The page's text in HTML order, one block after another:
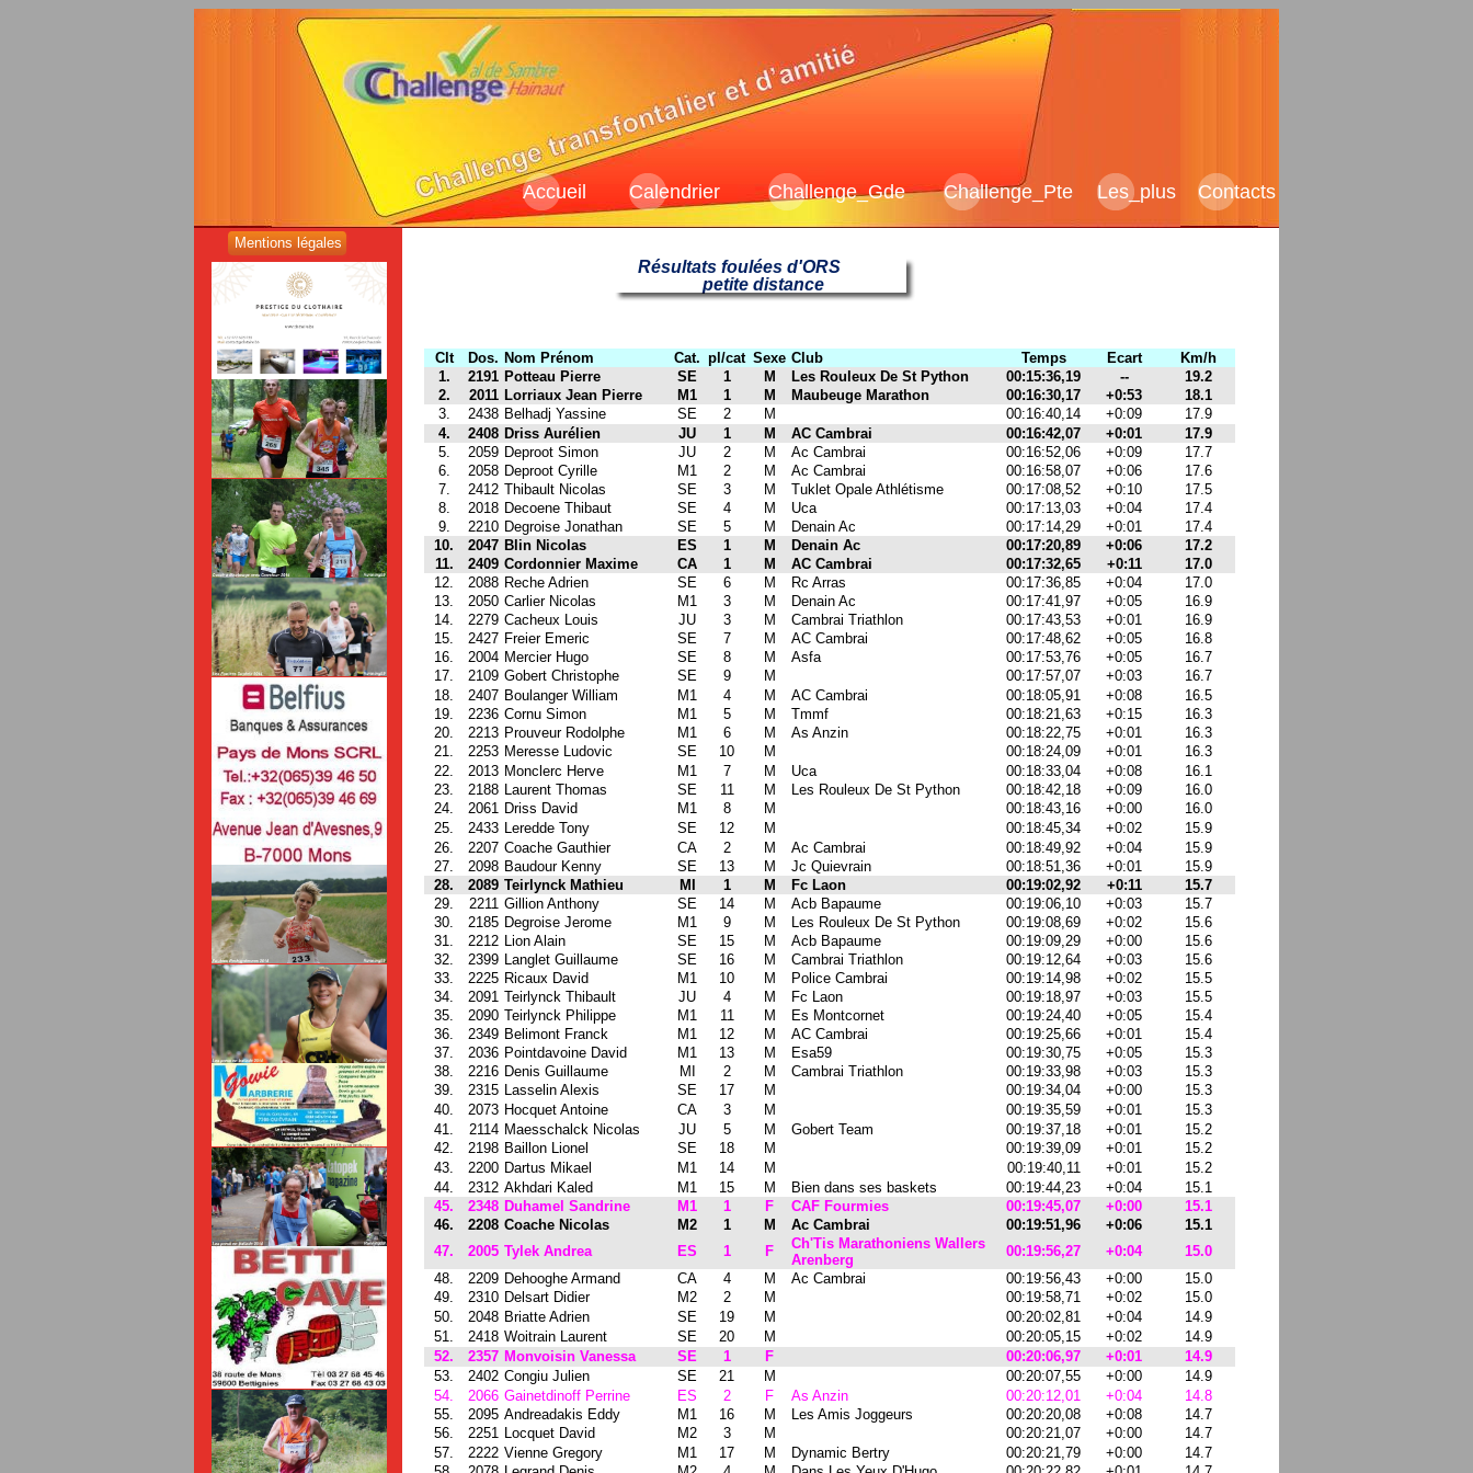
Accueil Calendrier Challenge_Gde Challenge_Pte Les _ plus Contacts
Mentions légales
Résultats foulées d'ORS
petite distance
Clt Dos. Nom Prénom Cat. pl/cat Sexe Club Temps Ecart
Km/h
1.
2191 Potteau Pierre SE 1 M Les Rouleux De St Python 00:15:36,19 --
19.2
2.
2011 Lorriaux Jean Pierre M1 1 M Maubeuge Marathon 00:16:30,17 +0:53
18.1
3.
2438 Belhadj Yassine SE 2 M 00:16:40,14 +0:09
17.9
4.
2408 Driss Aurélien JU 1 M AC Cambrai 00:16:42,07 +0:01
17.9
5.
2059 Deproot Simon JU 2 M Ac Cambrai 00:16:52,06 +0:09
17.7
6.
2058 Deproot Cyrille M1 2 M Ac Cambrai 00:16:58,07 +0:06
17.6
7.
2412 Thibault Nicolas SE 3 M Tuklet Opale Athlétisme 00:17:08,52 +0:10
17.5
8.
2018 Decoene Thibaut SE 4 M Uca 00:17:13,03 +0:04
17.4
9.
2210 Degroise Jonathan SE 5 M Denain Ac 00:17:14,29 +0:01
17.4
10.
2047 Blin Nicolas ES 1 M Denain Ac 00:17:20,89 +0:06
17.2
11.
2409 Cordonnier Maxime CA 1 M AC Cambrai 00:17:32,65 +0:11
17.0
12.
2088 Reche Adrien SE 6 M Rc Arras 00:17:36,85 +0:04
17.0
13.
2050 Carlier Nicolas M1 3 M Denain Ac 00:17:41,97 +0:05
16.9
14.
2279 Cacheux Louis JU 3 M Cambrai Triathlon 00:17:43,53 +0:01
16.9
15.
2427 Freier Emeric SE 7 M AC Cambrai 00:17:48,62 +0:05
16.8
16.
2004 Mercier Hugo SE 8 M Asfa 00:17:53,76 +0:05
16.7
17.
2109 Gobert Christophe SE 9 M 00:17:57,07 +0:03
16.7
18.
2407 Boulanger William M1 4 M AC Cambrai 00:18:05,91 +0:08
16.5
19.
2236 Cornu Simon M1 5 M Tmmf 00:18:21,63 +0:15
16.3
20.
2213 Prouveur Rodolphe M1 6 M As Anzin 00:18:22,75 +0:01
16.3
21.
2253 Meresse Ludovic SE 10 M 00:18:24,09 +0:01
16.3
22.
2013 Monclerc Herve M1 7 M Uca 00:18:33,04 +0:08
16.1
23.
2188 Laurent Thomas SE 11 M Les Rouleux De St Python 00:18:42,18 +0:09
16.0
24.
2061 Driss David M1 8 M 00:18:43,16 +0:00
16.0
25.
2433 Leredde Tony SE 12 M 00:18:45,34 +0:02
15.9
26.
2207 Coache Gauthier CA 2 M Ac Cambrai 00:18:49,92 +0:04
15.9
27.
2098 Baudour Kenny SE 13 M Jc Quievrain 00:18:51,36 +0:01
15.9
28.
2089 Teirlynck Mathieu MI 1 M Fc Laon 00:19:02,92 +0:11
15.7
29.
2211 Gillion Anthony SE 14 M Acb Bapaume 00:19:06,10 +0:03
15.7
30.
2185 Degroise Jerome M1 9 M Les Rouleux De St Python 00:19:08,69 +0:02
15.6
31.
2212 Lion Alain SE 15 M Acb Bapaume 00:19:09,29 +0:00
15.6
32.
2399 Langlet Guillaume SE 16 M Cambrai Triathlon 00:19:12,64 +0:03
15.6
33.
2225 Ricaux David M1 10 M Police Cambrai 00:19:14,98 +0:02
15.5
34.
2091 Teirlynck Thibault JU 4 M Fc Laon 00:19:18,97 +0:03
15.5
35.
2090 Teirlynck Philippe M1 11 M Es Montcornet 00:19:24,40 +0:05
15.4
36.
2349 Belimont Franck M1 12 M AC Cambrai 00:19:25,66 +0:01
15.4
37.
2036 Pointdavoine David M1 13 M Esa59 00:19:30,75 +0:05
15.3
38.
2216 Denis Guillaume MI 2 M Cambrai Triathlon 00:19:33,98 +0:03
15.3
39.
2315 Lasselin Alexis SE 17 M 00:19:34,04 +0:00
15.3
40.
2073 Hocquet Antoine CA 3 M 00:19:35,59 +0:01
15.3
41.
2114 Maesschalck Nicolas JU 5 M Gobert Team 00:19:37,18 +0:01
15.2
42.
2198 Baillon Lionel SE 18 M 00:19:39,09 +0:01
15.2
43.
2200 Dartus Mikael M1 14 M 00:19:40,11 +0:01
15.2
44.
2312 Akhdari Kaled M1 15 M Bien dans ses baskets 00:19:44,23 +0:04
15.1
45.
2348 Duhamel Sandrine M1 1 F CAF Fourmies 00:19:45,07 +0:00
15.1
46.
2208 Coache Nicolas M2 1 M Ac Cambrai 00:19:51,96 +0:06
15.1
47.
2005 Tylek Andrea ES 1 F
Ch'Tis Marathoniens Wallers
Arenberg
00:19:56,27 +0:04
15.0
48.
2209 Dehooghe Armand CA 4 M Ac Cambrai 00:19:56,43 +0:00
15.0
49.
2310 Delsart Didier M2 2 M 00:19:58,71 +0:02
15.0
50.
2048 Briatte Adrien SE 19 M 00:20:02,81 +0:04
14.9
51.
2418 Woitrain Laurent SE 20 M 00:20:05,15 +0:02
14.9
52.
2357 Monvoisin Vanessa SE 1 F 00:20:06,97 +0:01
14.9
53.
2402 Congiu Julien SE 21 M 00:20:07,55 +0:00
14.9
54.
2066 Gainetdinoff Perrine ES 2 F As Anzin 00:20:12,01 +0:04
14.8
55.
2095 Andreadakis Eddy M1 16 M Les Amis Joggeurs 00:20:20,08 +0:08
14.7
56.
2251 Locquet David M2 3 M 00:20:21,07 +0:00
14.7
57.
2222 Vienne Gregory M1 17 M Dynamic Bertry 00:20:21,79 +0:00
14.7